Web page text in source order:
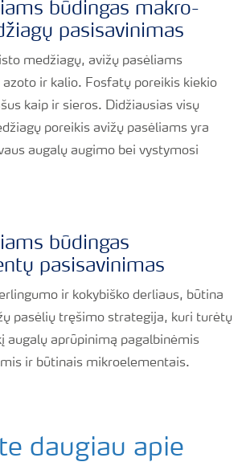
būdingas makro-
pasisavinimas
medžiagų, avižų pasėliams
ir kalio. Fosfatų poreikis kiekio
kaip ir sieros. Didžiausias visų
poreikis avižų pasėliams yra
augalų augimo bei vystymosi
būdingas
pasisavinimas
ir kokybiško derliaus, būtina
pasėlių tręšimo strategija, kuri turėtų
augalų aprūpinimą pagalbinėmis
ir būtinais mikroelementais.
daugiau apie